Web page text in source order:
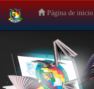
Salir
navegación
Página de inicio